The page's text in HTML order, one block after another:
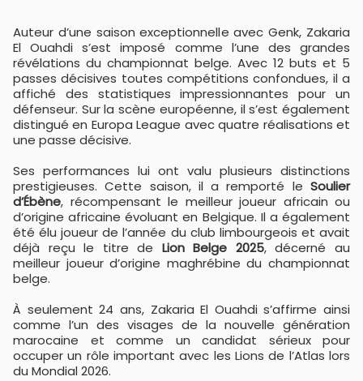
Auteur d’une saison exceptionnelle avec Genk, Zakaria
El Ouahdi s’est imposé comme l’une des grandes
révélations du championnat belge. Avec 12 buts et 5
passes décisives toutes compétitions confondues, il a
affiché des statistiques impressionnantes pour un
défenseur. Sur la scène européenne, il s’est également
distingué en Europa League avec quatre réalisations et
une passe décisive.
Ses performances lui ont valu plusieurs distinctions
prestigieuses. Cette saison, il a remporté le Soulier
d’Ébène, récompensant le meilleur joueur africain ou
d’origine africaine évoluant en Belgique. Il a également
été élu joueur de l’année du club limbourgeois et avait
déjà reçu le titre de Lion Belge 2025, décerné au
meilleur joueur d’origine maghrébine du championnat
belge.
À seulement 24 ans, Zakaria El Ouahdi s’affirme ainsi
comme l’un des visages de la nouvelle génération
marocaine et comme un candidat sérieux pour
occuper un rôle important avec les Lions de l’Atlas lors
du Mondial 2026.